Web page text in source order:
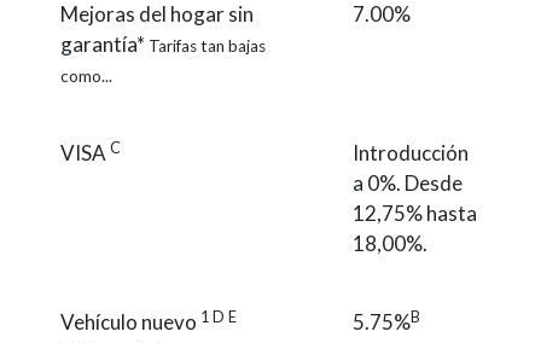
Mejoras del hogar sin
garantía* Tarifas tan bajas
como...
7.00%
VISAC
Introducción
a 0%. Desde
12,75% hasta
18,00%.
Vehículo nuevo 1 D E
5.75%B